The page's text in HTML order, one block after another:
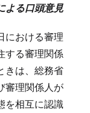
よる口頭意見
における審理
する審理関係
きは、総務省
審理関係人が
を相互に認識